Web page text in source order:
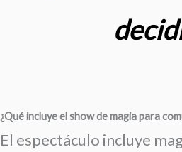
¿Qué incluye el show de magia para
El espectáculo incluye